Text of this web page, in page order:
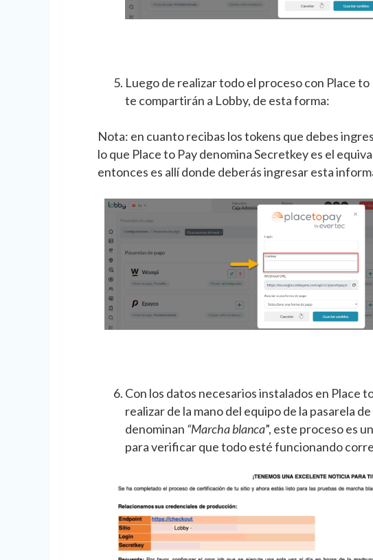
Luego de realizar todo el proceso con Place
te compartirán a Lobby, de esta forma:
Nota: en cuanto recibas los tokens que debes
lo que Place to Pay denomina Secretkey es el
entonces es allí donde deberás ingresar esta
Con los datos necesarios instalados en Place
realizar de la mano del equipo de la pasarela
denominan “Marcha blanca”, este proceso es
para verificar que todo esté funcionando